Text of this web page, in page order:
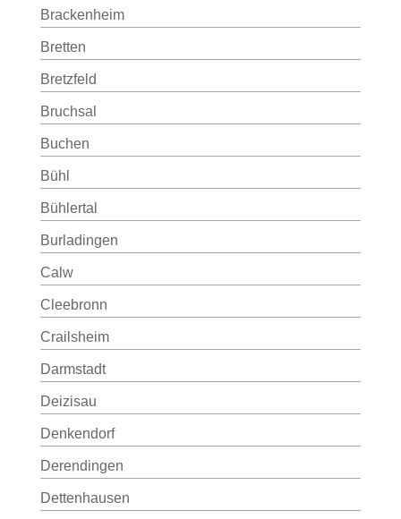
Brackenheim
Bretten
Bretzfeld
Bruchsal
Buchen
Bühl
Bühlertal
Burladingen
Calw
Cleebronn
Crailsheim
Darmstadt
Deizisau
Denkendorf
Derendingen
Dettenhausen